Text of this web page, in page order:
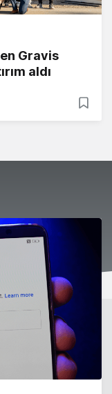
Gravis
aldı